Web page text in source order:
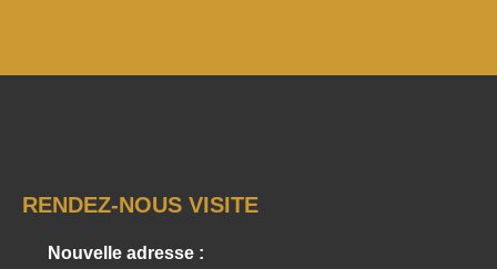
RENDEZ-NOUS VISITE
Nouvelle adresse :